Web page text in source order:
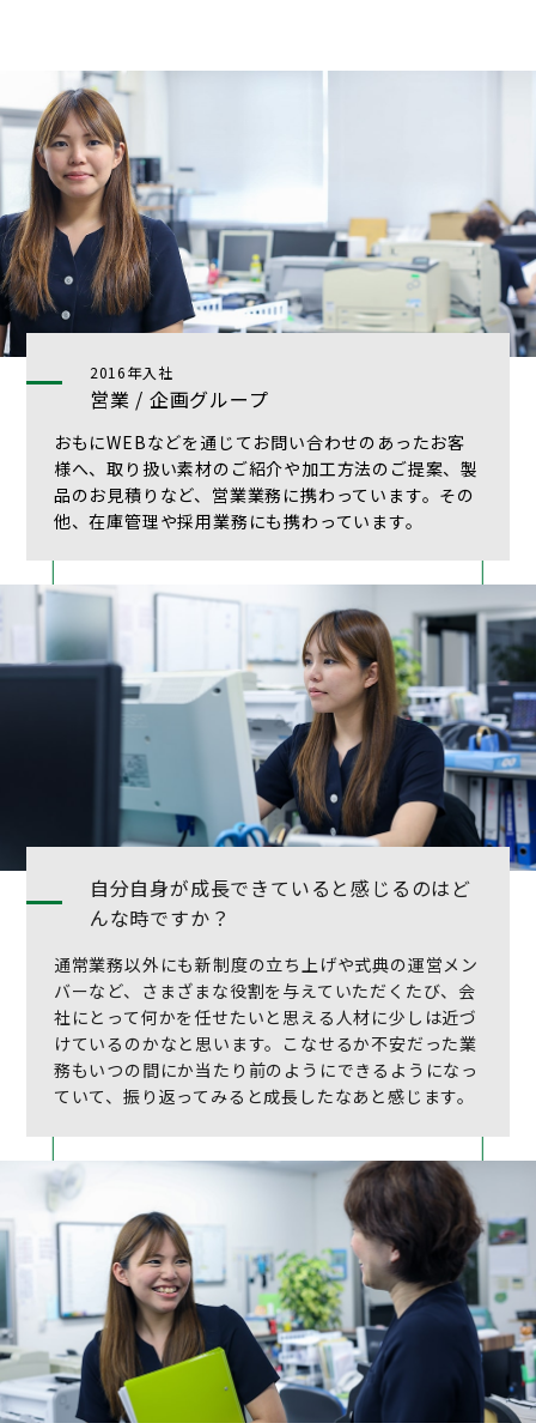
2016年入社
営業 / 企画グループ
おもにWEBなどを通じてお問い合わせのあったお客
様へ、取り扱い素材のご紹介や加工方法のご提案、製
品のお見積りなど、営業業務に携わっています。その
他、在庫管理や採用業務にも携わっています。
自分自身が成長できていると感じるのはど
んな時ですか？
通常業務以外にも新制度の立ち上げや式典の運営メン
バーなど、さまざまな役割を与えていただくたび、会
社にとって何かを任せたいと思える人材に少しは近づ
けているのかなと思います。こなせるか不安だった業
務もいつの間にか当たり前のようにできるようになっ
ていて、振り返ってみると成長したなあと感じます。